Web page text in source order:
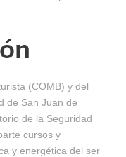
(COMB) y del
de San Juan de
de la Segu­ridad
cursos y
y energética del ser